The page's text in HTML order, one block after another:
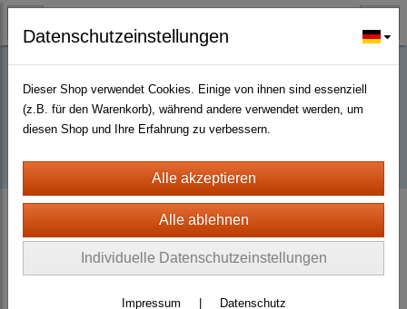
Buy D2R items | Diablo 2 Resurrected |
D2km
D2 Resurrected + ROTW Softcore Ladder Season 14 (PC - PS4/5)
Datenschutzeinstellungen
Dieser Shop verwendet Cookies. Einige von ihnen sind essenziell
(z.B. für den Warenkorb), während andere verwendet werden, um
diesen Shop und Ihre Erfahrung zu verbessern.
Individuelle Datenschutzeinstellungen
Impressum Datenschutz